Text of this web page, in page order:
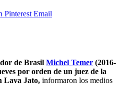
Pinterest Email
de Brasil Michel Temer (2016-
por orden de un juez de la
Lava Jato, informaron los medios